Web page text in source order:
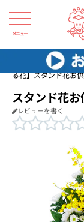
メニュー
花キューピット 四
る花】スタンド花お
スタンド花お
レビューを書く